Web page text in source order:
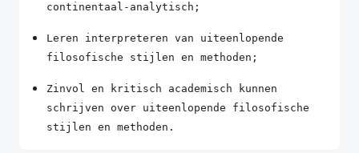
continentaal-analytisch;
Leren interpreteren van uiteenlopende
filosofische stijlen en methoden;
Zinvol en kritisch academisch kunnen
schrijven over uiteenlopende filosofische
stijlen en methoden.